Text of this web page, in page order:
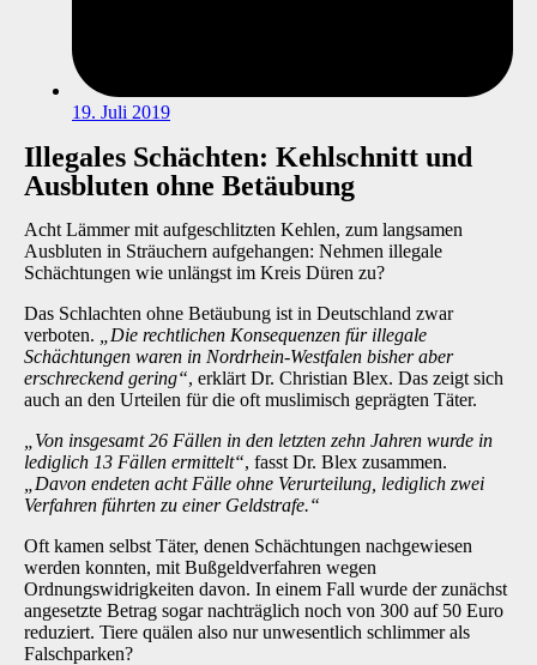
19. Juli 2019
Illegales Schächten: Kehlschnitt und
Ausbluten ohne Betäubung
Acht Lämmer mit aufgeschlitzten Kehlen, zum langsamen
Ausbluten in Sträuchern aufgehangen: Nehmen illegale
Schächtungen wie unlängst im Kreis Düren zu?
Das Schlachten ohne Betäubung ist in Deutschland zwar
verboten.
„Die rechtlichen Konsequenzen für illegale
Schächtungen waren in Nordrhein-Westfalen bisher aber
erschreckend gering“, erklärt Dr. Christian Blex. Das zeigt sich
auch an den Urteilen für die oft muslimisch geprägten Täter.
„Von insgesamt 26 Fällen in den letzten zehn Jahren wurde in
lediglich 13 Fällen ermittelt“, fasst Dr. Blex zusammen.
„Davon endeten acht Fälle ohne Verurteilung, lediglich zwei
Verfahren führten zu einer Geldstrafe.“
Oft kamen selbst Täter, denen Schächtungen nachgewiesen
werden konnten, mit Bußgeldverfahren wegen
Ordnungswidrigkeiten davon. In einem Fall wurde der zunächst
angesetzte Betrag sogar nachträglich noch von 300 auf 50 Euro
reduziert. Tiere quälen also nur unwesentlich schlimmer als
Falschparken?